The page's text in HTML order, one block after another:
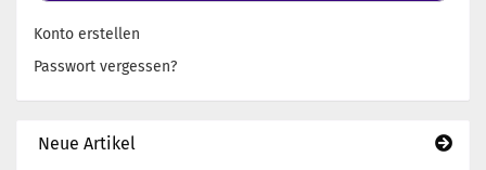
Konto erstellen
Passwort vergessen?
Neue Artikel